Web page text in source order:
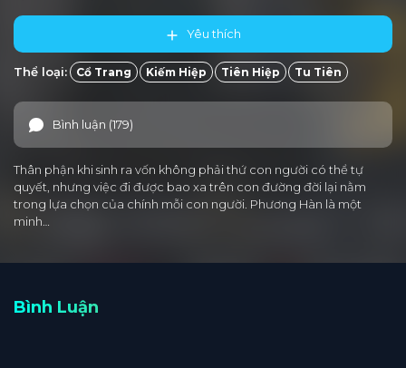
Yêu thích
Thể loại: Cổ Trang Kiếm Hiệp Tiên Hiệp Tu Tiên
Bình luận (179)
Thân phận khi sinh ra vốn không phải thứ con người có thể tự
quyết, nhưng việc đi được bao xa trên con đường đời lại nằm
trong lựa chọn của chính mỗi con người. Phương Hàn là một
minh…
Bình Luận